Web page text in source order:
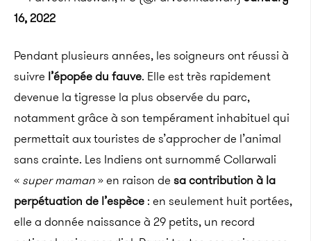
16, 2022
Pendant plusieurs années, les soigneurs ont réussi à
suivre l’épopée du fauve. Elle est très rapidement
devenue la tigresse la plus observée du parc,
notamment grâce à son tempérament inhabituel qui
permettait aux touristes de s’approcher de l’animal
sans crainte. Les Indiens ont surnommé Collarwali
« super maman» en raison de sa contribution à la
perpétuation de l’espèce : en seulement huit portées,
elle a donnée naissance à 29 petits, un record